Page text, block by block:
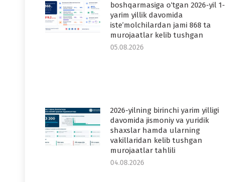
boshqarmasiga o‘tgan 2026-yil 1-
yarim yillik davomida
iste’molchilardan jami 868 ta
murojaatlar kelib tushgan
05.08.2026
2026-yilning birinchi yarim yilligi
davomida jismoniy va yuridik
shaxslar hamda ularning
vakillaridan kelib tushgan
murojaatlar tahlili
04.08.2026